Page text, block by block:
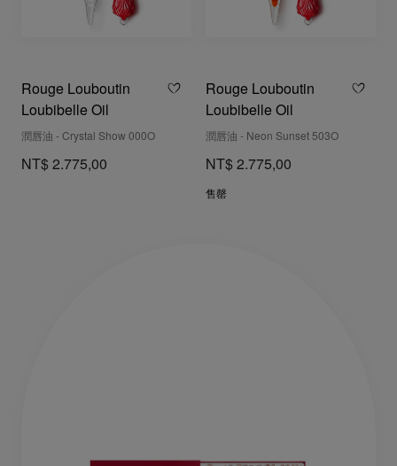
Rouge Louboutin
Loubibelle Oil
潤唇油 - Crystal Show 000O
NT$ 2.775,00
Rouge Louboutin
Loubibelle Oil
潤唇油 - Neon Sunset 503O
NT$ 2.775,00
售罄